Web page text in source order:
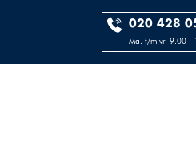
020 428
Ma. t/m vr. 9.00 -